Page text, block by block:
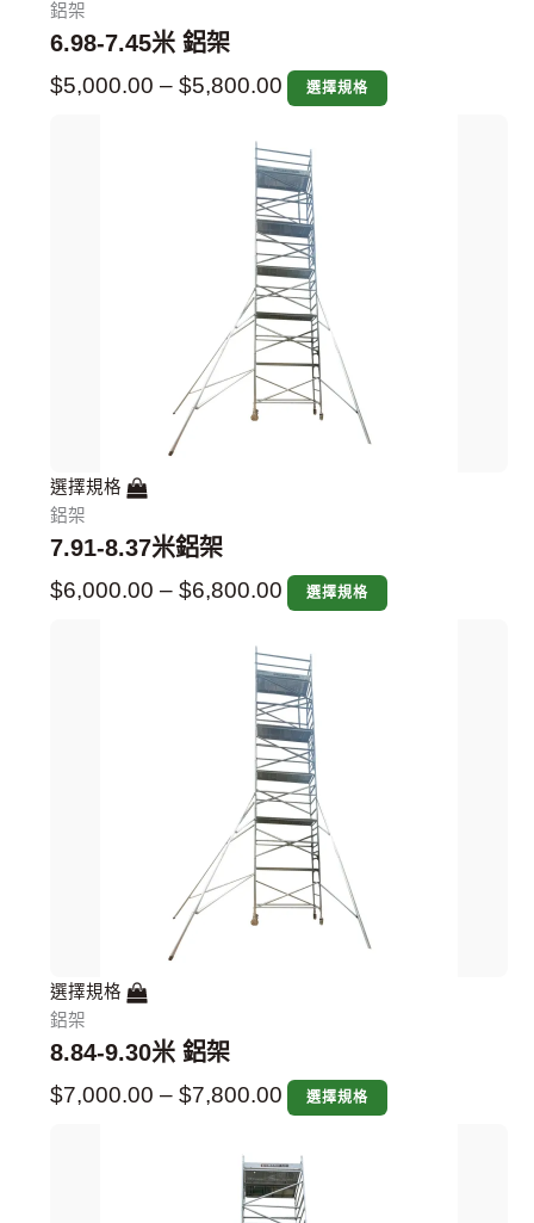
鋁架
6.98-7.45米 鋁架
$5,000.00 – $5,800.00 選擇規格
選擇規格
鋁架
7.91-8.37米鋁架
$6,000.00 – $6,800.00 選擇規格
選擇規格
鋁架
8.84-9.30米 鋁架
$7,000.00 – $7,800.00 選擇規格